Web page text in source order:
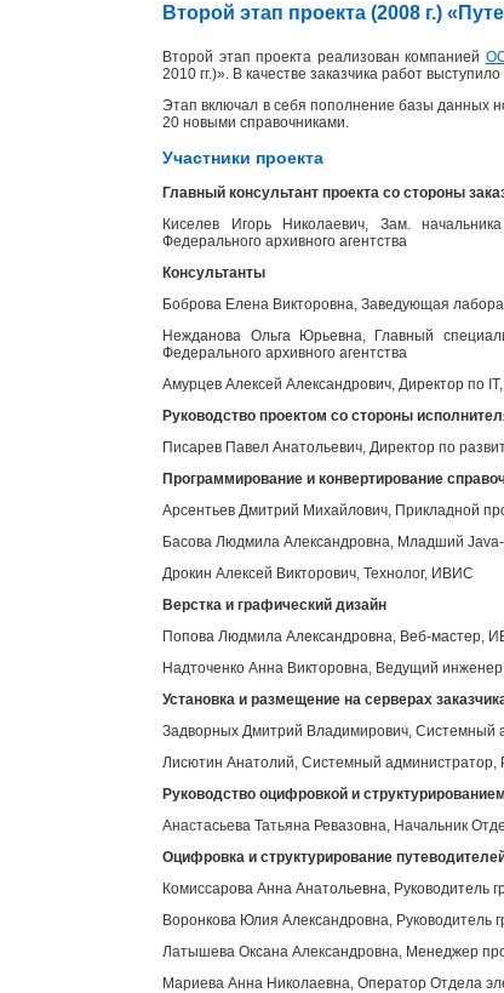
Второй этап проекта (2008 г.)
Второй этап проекта реализован компанией
2010 гг.)». В качестве заказчика работ
Этап включал в себя пополнение базы данных
20 новыми справочниками.
Участники проекта
Главный консультант проекта со стороны
Киселев Игорь Николаевич, Зам.
Федерального архивного агентства
Консультанты
Боброва Елена Викторовна, Заведующая
Нежданова Ольга Юрьевна, Главный
Федерального архивного агентства
Амурцев Алексей Александрович, Директор по
Руководство проектом со стороны
Писарев Павел Анатольевич, Директор по
Программирование и конвертирование
Арсентьев Дмитрий Михайлович, Прикладной
Басова Людмила Александровна, Младший
Дрокин Алексей Викторович, Технолог, ИВИС
Верстка и графический дизайн
Попова Людмила Александровна, Веб-мастер,
Надточенко Анна Викторовна, Ведущий
Установка и размещение на серверах
Задворных Дмитрий Владимирович, Системный
Лисютин Анатолий, Системный администратор,
Руководство оцифровкой и структурированием
Анастасьева Татьяна Ревазовна, Начальник
Оцифровка и структурирование
Комиссарова Анна Анатольевна, Руководитель
Воронкова Юлия Александровна, Руководитель
Латышева Оксана Александровна, Менеджер
Мариева Анна Николаевна, Оператор Отдела